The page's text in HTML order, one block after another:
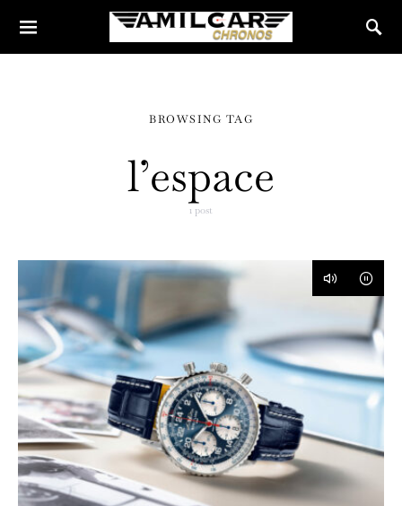
BROWSING TAG
l’espace
1 post